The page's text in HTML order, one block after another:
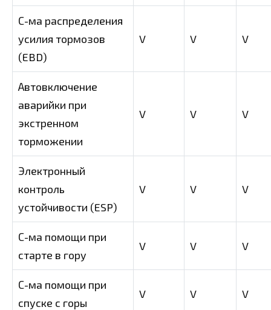
С-ма распределения
усилия тормозов
(EBD)
V V V
Автовключение
аварийки при
экстренном
торможении
V V V
Электронный
контроль
устойчивости (ESP)
V V V
С-ма помощи при
старте в гору
V V V
С-ма помощи при
спуске с горы
V V V